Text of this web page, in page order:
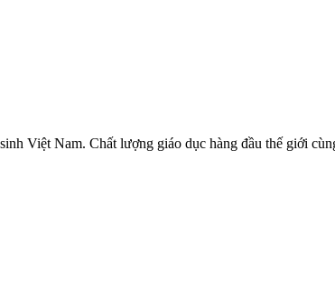
Việt Nam. Chất lượng giáo dục hàng đầu thế giới